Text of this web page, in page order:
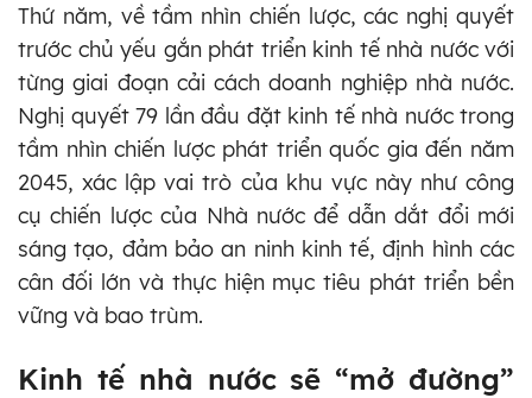
Thứ năm, về tầm nhìn chiến lược, các nghị quyết
trước chủ yếu gắn phát triển kinh tế nhà nước với
từng giai đoạn cải cách doanh nghiệp nhà nước.
Nghị quyết 79 lần đầu đặt kinh tế nhà nước trong
tầm nhìn chiến lược phát triển quốc gia đến năm
2045, xác lập vai trò của khu vực này như công
cụ chiến lược của Nhà nước để dẫn dắt đổi mới
sáng tạo, đảm bảo an ninh kinh tế, định hình các
cân đối lớn và thực hiện mục tiêu phát triển bền
vững và bao trùm.
Kinh tế nhà nước sẽ “mở đường”